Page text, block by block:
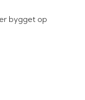
bygget op